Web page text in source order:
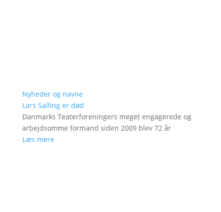
Nyheder og navne
Lars Salling er død
Danmarks Teaterforeningers meget engagerede og
arbejdsomme formand siden 2009 blev 72 år
Læs mere